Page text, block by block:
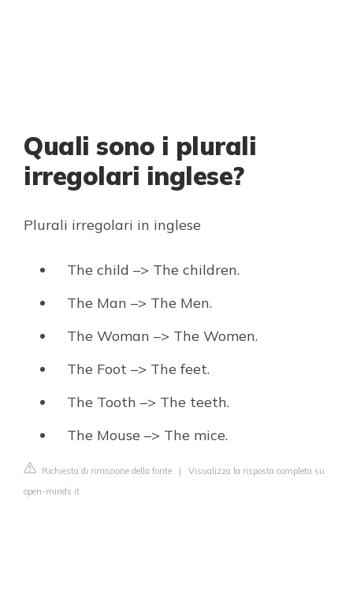
Quali sono i plurali
irregolari inglese?
Plurali irregolari in inglese
The child –> The children.
The Man –> The Men.
The Woman –> The Women.
The Foot –> The feet.
The Tooth –> The teeth.
The Mouse –> The mice.
Richiesta di rimozione della fonte | Visualizza la risposta completa su
open-minds.it